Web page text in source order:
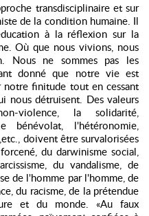
transdisciplinaire et sur
de la condition humaine. Il
à la réflexion sur la
Où que nous vivions, nous
Nous ne sommes pas les
donné que notre vie est
finitude tout en cessant
nous détruisent. Des valeurs
violence, la solidarité,
bénévolat, l'hétéronomie,
doivent être survalorisées
du darwinisme social,
du vandalisme, de
de l'homme par l'homme, de
du racisme, de la prétendue
et du monde. «Au faux